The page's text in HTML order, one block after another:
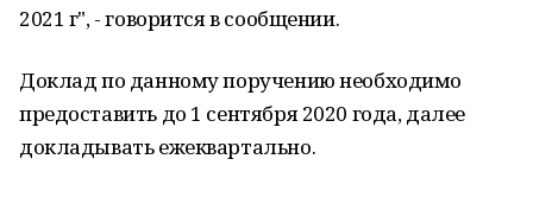
2021 г", - говорится в сообщении.
Доклад по данному поручению необходимо
предоставить до 1 сентября 2020 года, далее
докладывать ежеквартально.